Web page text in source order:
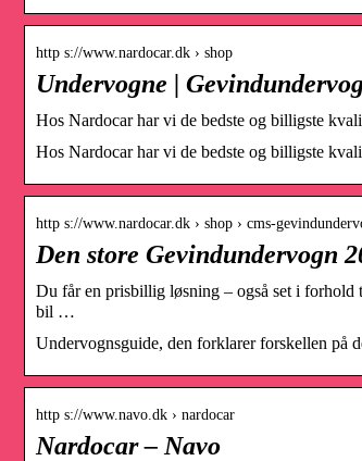
http s://www.nardocar.dk › shop
Undervogne |
Hos Nardocar har vi de bedste og billigste
Hos Nardocar har vi de bedste og billigste
http s://www.nardocar.dk › shop › cms-
Den store Gevindundervogn
Du får en prisbillig løsning – også set i
bil …
Undervognsguide, den forklarer forskellen på
http s://www.navo.dk › nardocar
Nardocar – Navo